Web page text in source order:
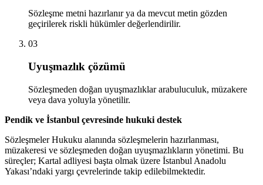
Sözleşme metni hazırlanır ya da mevcut metin gözden
geçirilerek riskli hükümler değerlendirilir.
03
Uyuşmazlık çözümü
Sözleşmeden doğan uyuşmazlıklar arabuluculuk, müzakere
veya dava yoluyla yönetilir.
Pendik ve İstanbul çevresinde hukuki destek
Sözleşmeler Hukuku alanında sözleşmelerin hazırlanması,
müzakeresi ve sözleşmeden doğan uyuşmazlıkların yönetimi. Bu
süreçler; Kartal adliyesi başta olmak üzere İstanbul Anadolu
Yakası’ndaki yargı çevrelerinde takip edilebilmektedir.